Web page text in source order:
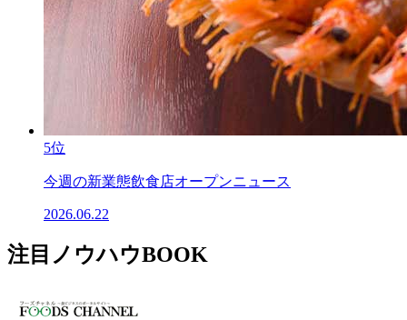
5位
今週の新業態飲食店オープンニュース
2026.06.22
注目ノウハウBOOK